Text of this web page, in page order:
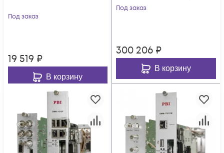
Под заказ
19 519 ₽
В корзину
Под заказ
300 206 ₽
В корзину